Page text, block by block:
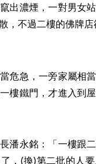
出濃煙，一對男女
，不過二樓的佛牌店
危急，一旁家屬相
樓鐵門，才進入到
潘永銘：「一樓跟
，(換)第二批的人